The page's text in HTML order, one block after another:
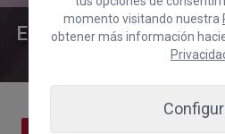
Encontrar trabajo, la
jóvenes
momento visitando nuestra
obtener más información